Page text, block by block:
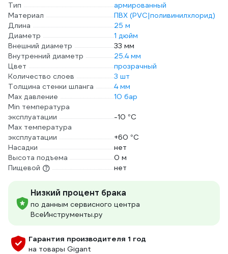
Тип
армированный
Материал
ПВХ (PVC|поливинилхлорид)
Длина
25 м
Диаметр
1 дюйм
Внешний диаметр
33 мм
Внутренний диаметр
25.4 мм
Цвет
прозрачный
Количество слоев
3 шт
Толщина стенки шланга
4 мм
Max давление
10 бар
Min температура
эксплуатации
-10 °С
Мах температура
эксплуатации
+60 °С
Насадки
нет
Высота подъема
0 м
Пищевой
нет
Низкий процент брака
по данным сервисного центра
ВсеИнструменты.ру
Гарантия производителя 1 год
на товары Gigant